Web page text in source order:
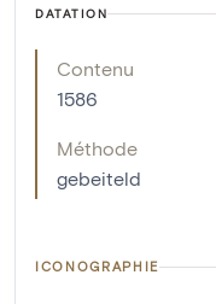
DATATION
Contenu
1586
Méthode
gebeiteld
ICONOGRAPHIE